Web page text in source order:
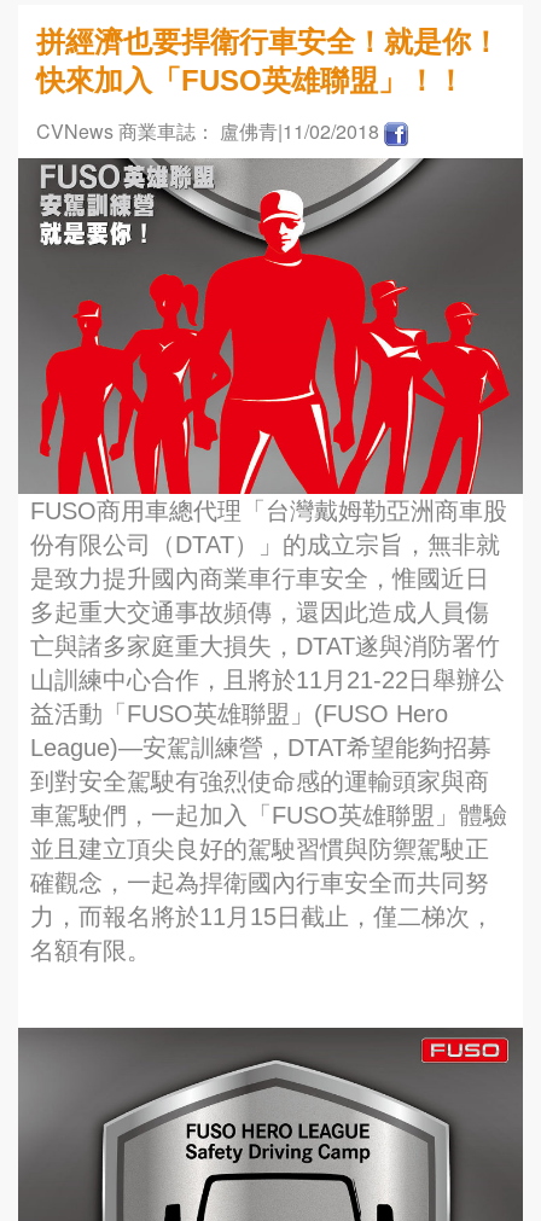
拼經濟也要捍衛行車安全！就是你！
快來加入「FUSO英雄聯盟」！！
CVNews 商業車誌： 盧佛青|11/02/2018
FUSO商用車總代理「台灣戴姆勒亞洲商車股
份有限公司（DTAT）」的成立宗旨，無非就
是致力提升國內商業車行車安全，惟國近日
多起重大交通事故頻傳，還因此造成人員傷
亡與諸多家庭重大損失，DTAT遂與消防署竹
山訓練中心合作，且將於11月21-22日舉辦公
益活動「FUSO英雄聯盟」(FUSO Hero
League)—安駕訓練營，DTAT希望能夠招募
到對安全駕駛有強烈使命感的運輸頭家與商
車駕駛們，一起加入「FUSO英雄聯盟」體驗
並且建立頂尖良好的駕駛習慣與防禦駕駛正
確觀念，一起為捍衛國內行車安全而共同努
力，而報名將於11月15日截止，僅二梯次，
名額有限。